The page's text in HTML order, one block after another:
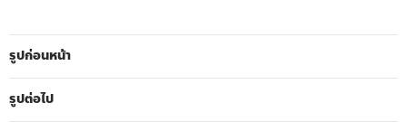
รูปก่อนหน้า
รูปต่อไป